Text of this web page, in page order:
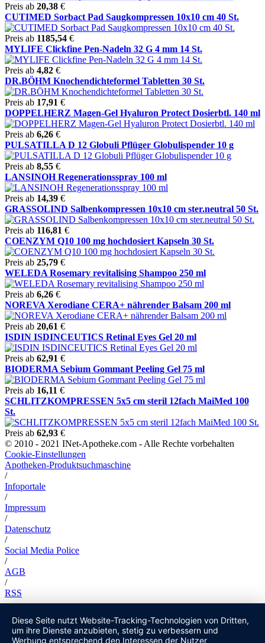
Preis ab 20,38 €
CUTIMED Sorbact Pad Saugkompressen 10x10 cm 40 St.
Preis ab 1185,54 €
MYLIFE Clickfine Pen-Nadeln 32 G 4 mm 14 St.
Preis ab 4,82 €
DR.BÖHM Knochendichteformel Tabletten 30 St.
Preis ab 17,91 €
DOPPELHERZ Magen-Gel Hyaluron Protect Dosierbtl. 140 ml
Preis ab 6,26 €
PULSATILLA D 12 Globuli Pflüger Globulispender 10 g
Preis ab 8,55 €
LANSINOH Regenerationsspray 100 ml
Preis ab 14,39 €
GRASSOLIND Salbenkompressen 10x10 cm ster.neutral 50 St.
Preis ab 116,81 €
COENZYM Q10 100 mg hochdosiert Kapseln 30 St.
Preis ab 25,79 €
WELEDA Rosemary revitalising Shampoo 250 ml
Preis ab 6,26 €
NOREVA Xerodiane CERA+ nährender Balsam 200 ml
Preis ab 20,61 €
ISDIN ISDINCEUTICS Retinal Eyes Gel 20 ml
Preis ab 62,91 €
BIODERMA Sebium Gommant Peeling Gel 75 ml
Preis ab 16,11 €
SCHLITZKOMPRESSEN 5x5 cm steril 12fach MaiMed 100
St.
Preis ab 62,93 €
© 2010 - 2021 INet-Apotheke.com - Alle Rechte vorbehalten
Cookie-Einstellungen
Apotheken-Produktsuchmaschine
/
Infoportale
/
Impressum
/
Datenschutz
/
Social Media Police
/
AGB
/
RSS
Diese Seite nutzt Website-Tracking-Technologien von Dritten,
um ihre Dienste anzubieten, stetig zu verbessern und
Werbung entsprechend den Interessen der Nutzer